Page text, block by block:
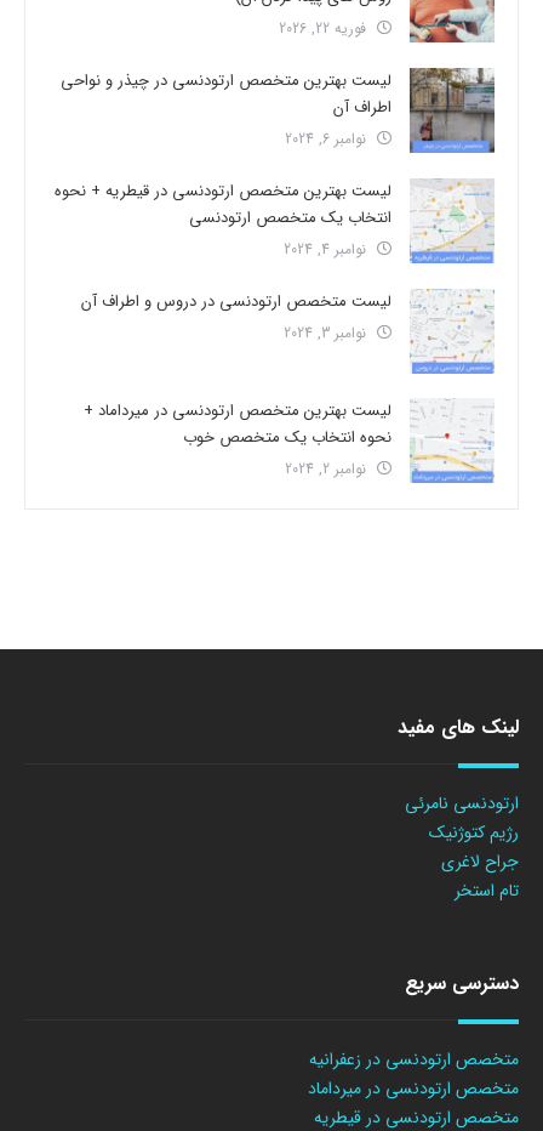
فوریه 22, 2026
لیست بهترین متخصص ارتودنسی در چیذر و نواحی
اطراف آن
نوامبر 6, 2024
لیست بهترین متخصص ارتودنسی در قیطریه + نحوه
انتخاب یک متخصص ارتودنسی
نوامبر 4, 2024
لیست متخصص ارتودنسی در دروس و اطراف آن
نوامبر 3, 2024
لیست بهترین متخصص ارتودنسی در میرداماد +
نحوه انتخاب یک متخصص خوب
نوامبر 2, 2024
لینک های مفید
ارتودنسی نامرئی
رژیم کتوژنیک
جراح لاغری
تام استخر
دسترسی سریع
متخصص ارتودنسی در زعفرانیه
متخصص ارتودنسی در میرداماد
متخصص ارتودنسی در قیطریه